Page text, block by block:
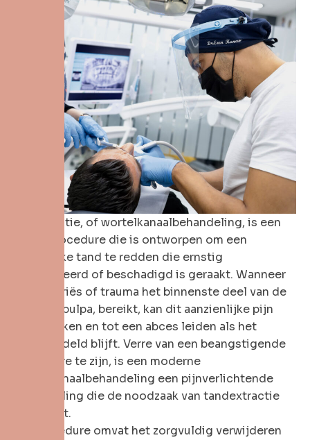
Endodontie, of wortelkanaalbehandeling, is een
vitale procedure die is ontworpen om een
natuurlijke tand te redden die ernstig
geïnfecteerd of beschadigd is geraakt. Wanneer
diepe cariës of trauma het binnenste deel van de
tand, de pulpa, bereikt, kan dit aanzienlijke pijn
veroorzaken en tot een abces leiden als het
onbehandeld blijft. Verre van een beangstigende
procedure te zijn, is een moderne
wortelkanaalbehandeling een pijnverlichtende
behandeling die de noodzaak van tandextractie
voorkomt.
De procedure omvat het zorgvuldig verwijderen